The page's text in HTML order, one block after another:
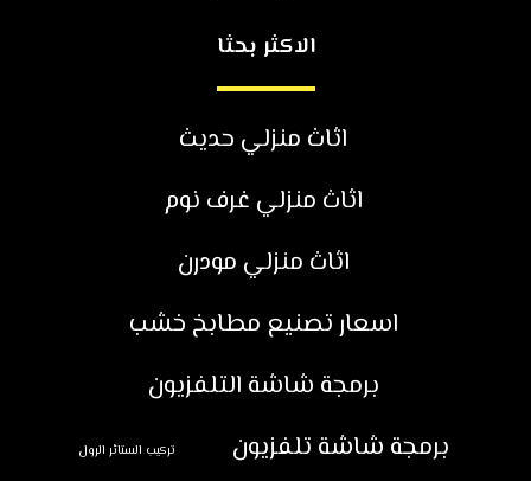
الاكثر بحثا
اثاث منزلي حديث
اثاث منزلي غرف نوم
اثاث منزلي مودرن
اسعار تصنيع مطابخ خشب
برمجة شاشة التلفزيون
برمجة شاشة تلفزيون
تركيب الستائر الرول